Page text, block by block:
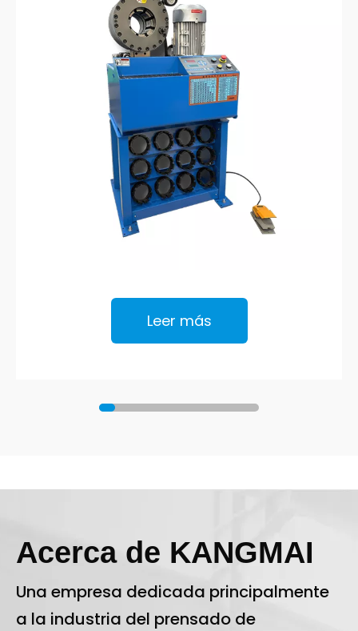
Leer más
Acerca de KANGMAI
Una empresa dedicada principalmente
a la industria del prensado de